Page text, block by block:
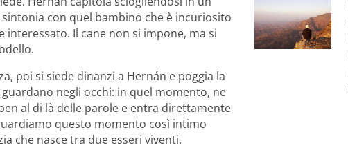
con quel bambino che è incuriosito
interessato. Il cane non si impone, ma si
poi si siede dinanzi a Hernán e poggia la
negli occhi: in quel momento, ne
al di là delle parole e entra direttamente
questo momento così intimo
che nasce tra due esseri viventi.